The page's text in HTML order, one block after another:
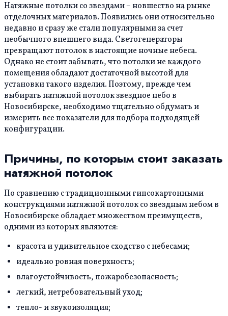
Натяжные потолки со звездами − новшество на рынке
отделочных материалов. Появились они относительно
недавно и сразу же стали популярными за счет
необычного внешнего вида. Светогенераторы
превращают потолок в настоящие ночные небеса.
Однако не стоит забывать, что потолки не каждого
помещения обладают достаточной высотой для
установки такого изделия. Поэтому, прежде чем
выбирать натяжной потолок звездное небо в
Новосибирске, необходимо тщательно обдумать и
измерить все показатели для подбора подходящей
конфигурации.
Причины, по которым стоит заказать
натяжной потолок
По сравнению с традиционными гипсокартонными
конструкциями натяжной потолок со звездным небом в
Новосибирске обладает множеством преимуществ,
одними из которых являются:
красота и удивительное сходство с небесами;
идеально ровная поверхность;
влагоустойчивость, пожаробезопасность;
легкий, нетребовательный уход;
тепло- и звукоизоляция;